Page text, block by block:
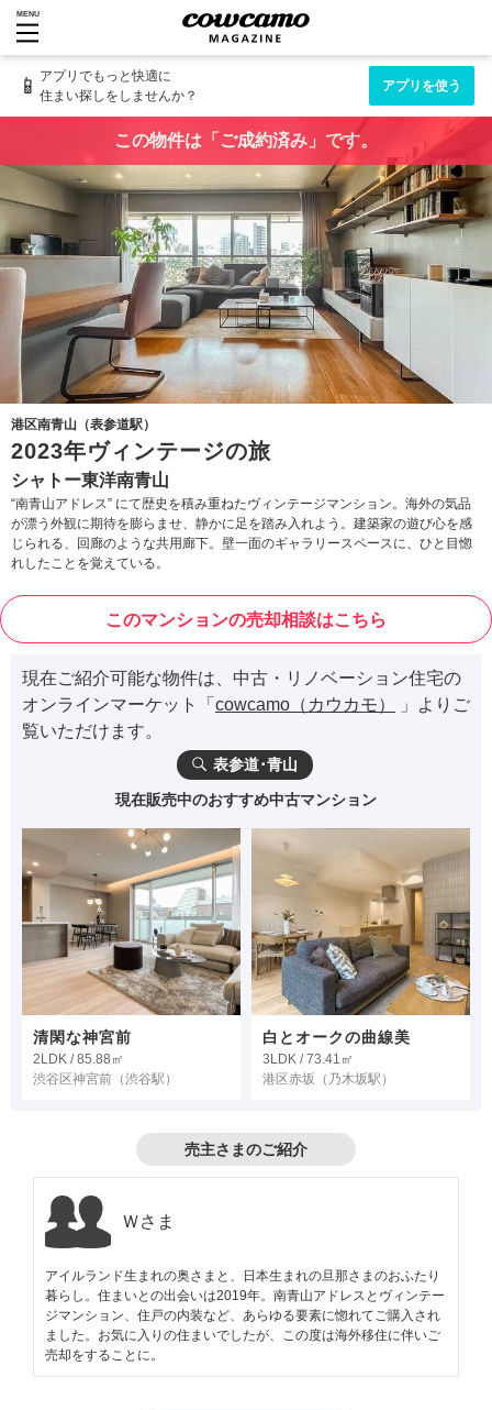
MENU
📱 アプリでもっと快適に
住まい探しをしませんか？
アプリを使う
この物件は「ご成約済み」です。
港区南青山（表参道駅）
2023年ヴィンテージの旅
シャトー東洋南青山
“南青山アドレス” にて歴史を積み重ねたヴィンテージマンション。海外の気品
が漂う外観に期待を膨らませ、静かに足を踏み入れよう。建築家の遊び心を感
じられる、回廊のような共用廊下。壁一面のギャラリースペースに、ひと目惚
れしたことを覚えている。
このマンションの売却相談はこちら
現在ご紹介可能な物件は、中古・リノベーション住宅の
オンラインマーケット「 cowcamo（カウカモ）
」よりご
覧いただけます。
表参道･青山
現在販売中のおすすめ中古マンション
清閑な神宮前
2LDK / 85.88㎡
渋谷区神宮前 （渋谷駅）
白とオークの曲線美
3LDK / 73.41㎡
港区赤坂 （乃木坂駅）
売主さまのご紹介
Ｗさま
アイルランド生まれの奥さまと、日本生まれの旦那さまのおふたり
暮らし。住まいとの出会いは2019年。南青山アドレスとヴィンテー
ジマンション、住戸の内装など、あらゆる要素に惚れてご購入され
ました。お気に入りの住まいでしたが、この度は海外移住に伴いご
売却をすることに。